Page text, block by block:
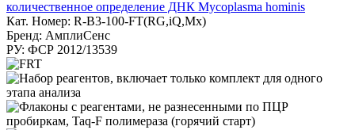
количественное определение ДНК Mycoplasma hominis
Кат. Номер: R-B3-100-FT(RG,iQ,Mx)
Бренд: АмплиСенс
РУ: ФСР 2012/13539